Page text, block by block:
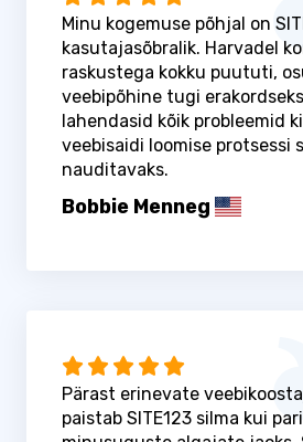
Minu kogemuse põhjal on
kasutajasõbralik. Harvadel
raskustega kokku puututi,
veebipõhine tugi
lahendasid kõik probleemid
veebisaidi loomise protsessi
nauditavaks.
Bobbie Menneg
Pärast erinevate
paistab SITE123 silma kui